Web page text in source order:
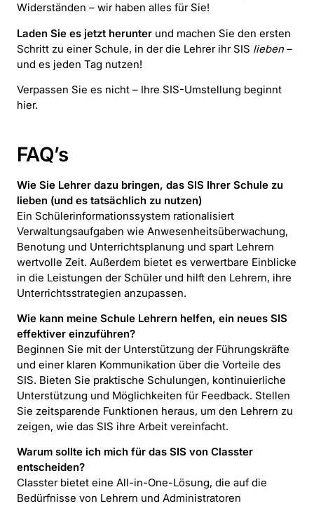
Widerständen – wir haben alles für Sie!
Laden Sie es jetzt herunter und machen Sie den ersten
Schritt zu einer Schule, in der die Lehrer ihr SIS lieben –
und es jeden Tag nutzen!
Verpassen Sie es nicht – Ihre SIS-Umstellung beginnt
hier.
FAQ’s
Wie Sie Lehrer dazu bringen, das SIS Ihrer Schule zu
lieben (und es tatsächlich zu nutzen)
Ein Schülerinformationssystem rationalisiert
Verwaltungsaufgaben wie Anwesenheitsüberwachung,
Benotung und Unterrichtsplanung und spart Lehrern
wertvolle Zeit. Außerdem bietet es verwertbare Einblicke
in die Leistungen der Schüler und hilft den Lehrern, ihre
Unterrichtsstrategien anzupassen.
Wie kann meine Schule Lehrern helfen, ein neues SIS
effektiver einzuführen?
Beginnen Sie mit der Unterstützung der Führungskräfte
und einer klaren Kommunikation über die Vorteile des
SIS. Bieten Sie praktische Schulungen, kontinuierliche
Unterstützung und Möglichkeiten für Feedback. Stellen
Sie zeitsparende Funktionen heraus, um den Lehrern zu
zeigen, wie das SIS ihre Arbeit vereinfacht.
Warum sollte ich mich für das SIS von Classter
entscheiden?
Classter bietet eine All-in-One-Lösung, die auf die
Bedürfnisse von Lehrern und Administratoren